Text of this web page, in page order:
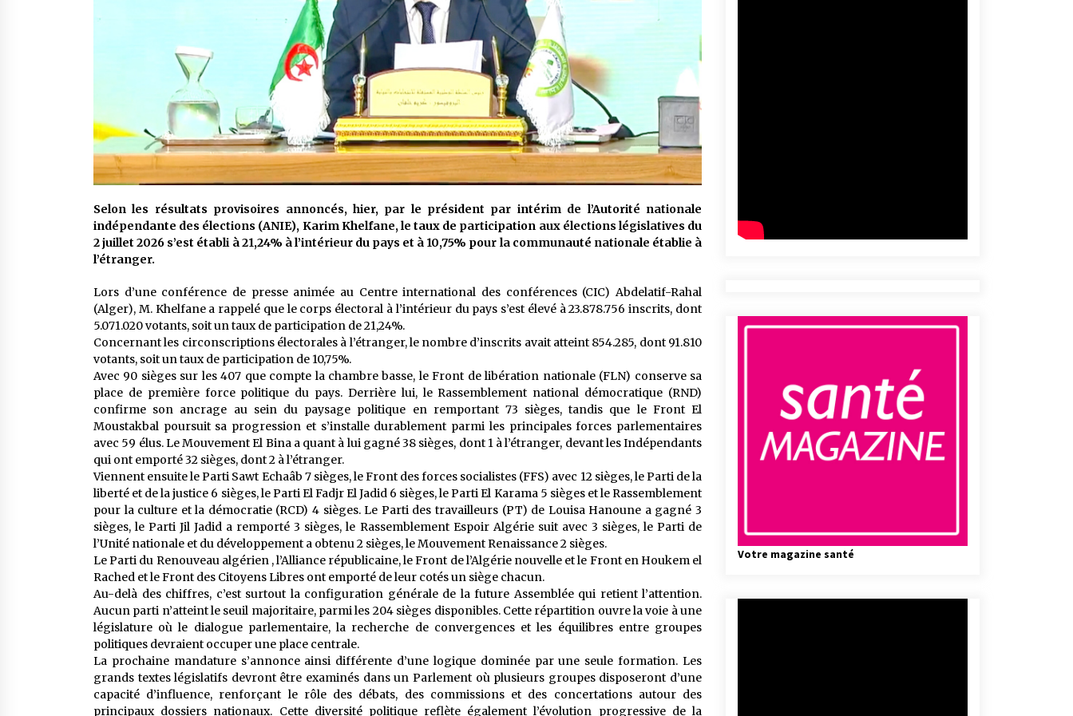
Selon les résultats provisoires annoncés, hier, par le président par intérim de l’Autorité nationale
indépendante des élections (ANIE), Karim Khelfane, le taux de participation aux élections législatives du
2 juillet 2026 s’est établi à 21,24% à l’intérieur du pays et à 10,75% pour la communauté nationale établie à
l’étranger.
Lors d’une conférence de presse animée au Centre international des conférences (CIC) Abdelatif-Rahal
(Alger), M. Khelfane a rappelé que le corps électoral à l’intérieur du pays s’est élevé à 23.878.756 inscrits, dont
5.071.020 votants, soit un taux de participation de 21,24%.
Concernant les circonscriptions électorales à l’étranger, le nombre d’inscrits avait atteint 854.285, dont 91.810
votants, soit un taux de participation de 10,75%.
Avec 90 sièges sur les 407 que compte la chambre basse, le Front de libération nationale (FLN) conserve sa
place de première force politique du pays. Derrière lui, le Rassemblement national démocratique (RND)
confirme son ancrage au sein du paysage politique en remportant 73 sièges, tandis que le Front El
Moustakbal poursuit sa progression et s’installe durablement parmi les principales forces parlementaires
avec 59 élus. Le Mouvement El Bina a quant à lui gagné 38 sièges, dont 1 à l’étranger, devant les Indépendants
qui ont emporté 32 sièges, dont 2 à l’étranger.
Viennent ensuite le Parti Sawt Echaâb 7 sièges, le Front des forces socialistes (FFS) avec 12 sièges, le Parti de la
liberté et de la justice 6 sièges, le Parti El Fadjr El Jadid 6 sièges, le Parti El Karama 5 sièges et le Rassemblement
pour la culture et la démocratie (RCD) 4 sièges. Le Parti des travailleurs (PT) de Louisa Hanoune a gagné 3
sièges, le Parti Jil Jadid a remporté 3 sièges, le Rassemblement Espoir Algérie suit avec 3 sièges, le Parti de
l’Unité nationale et du développement a obtenu 2 sièges, le Mouvement Renaissance 2 sièges.
Le Parti du Renouveau algérien , l’Alliance républicaine, le Front de l’Algérie nouvelle et le Front en Houkem el
Rached et le Front des Citoyens Libres ont emporté de leur cotés un siège chacun.
Au-delà des chiffres, c’est surtout la configuration générale de la future Assemblée qui retient l’attention.
Aucun parti n’atteint le seuil majoritaire, parmi les 204 sièges disponibles. Cette répartition ouvre la voie à une
législature où le dialogue parlementaire, la recherche de convergences et les équilibres entre groupes
politiques devraient occuper une place centrale.
La prochaine mandature s’annonce ainsi différente d’une logique dominée par une seule formation. Les
grands textes législatifs devront être examinés dans un Parlement où plusieurs groupes disposeront d’une
capacité d’influence, renforçant le rôle des débats, des commissions et des concertations autour des
principaux dossiers nationaux. Cette diversité politique reflète également l’évolution progressive de la
Votre magazine santé